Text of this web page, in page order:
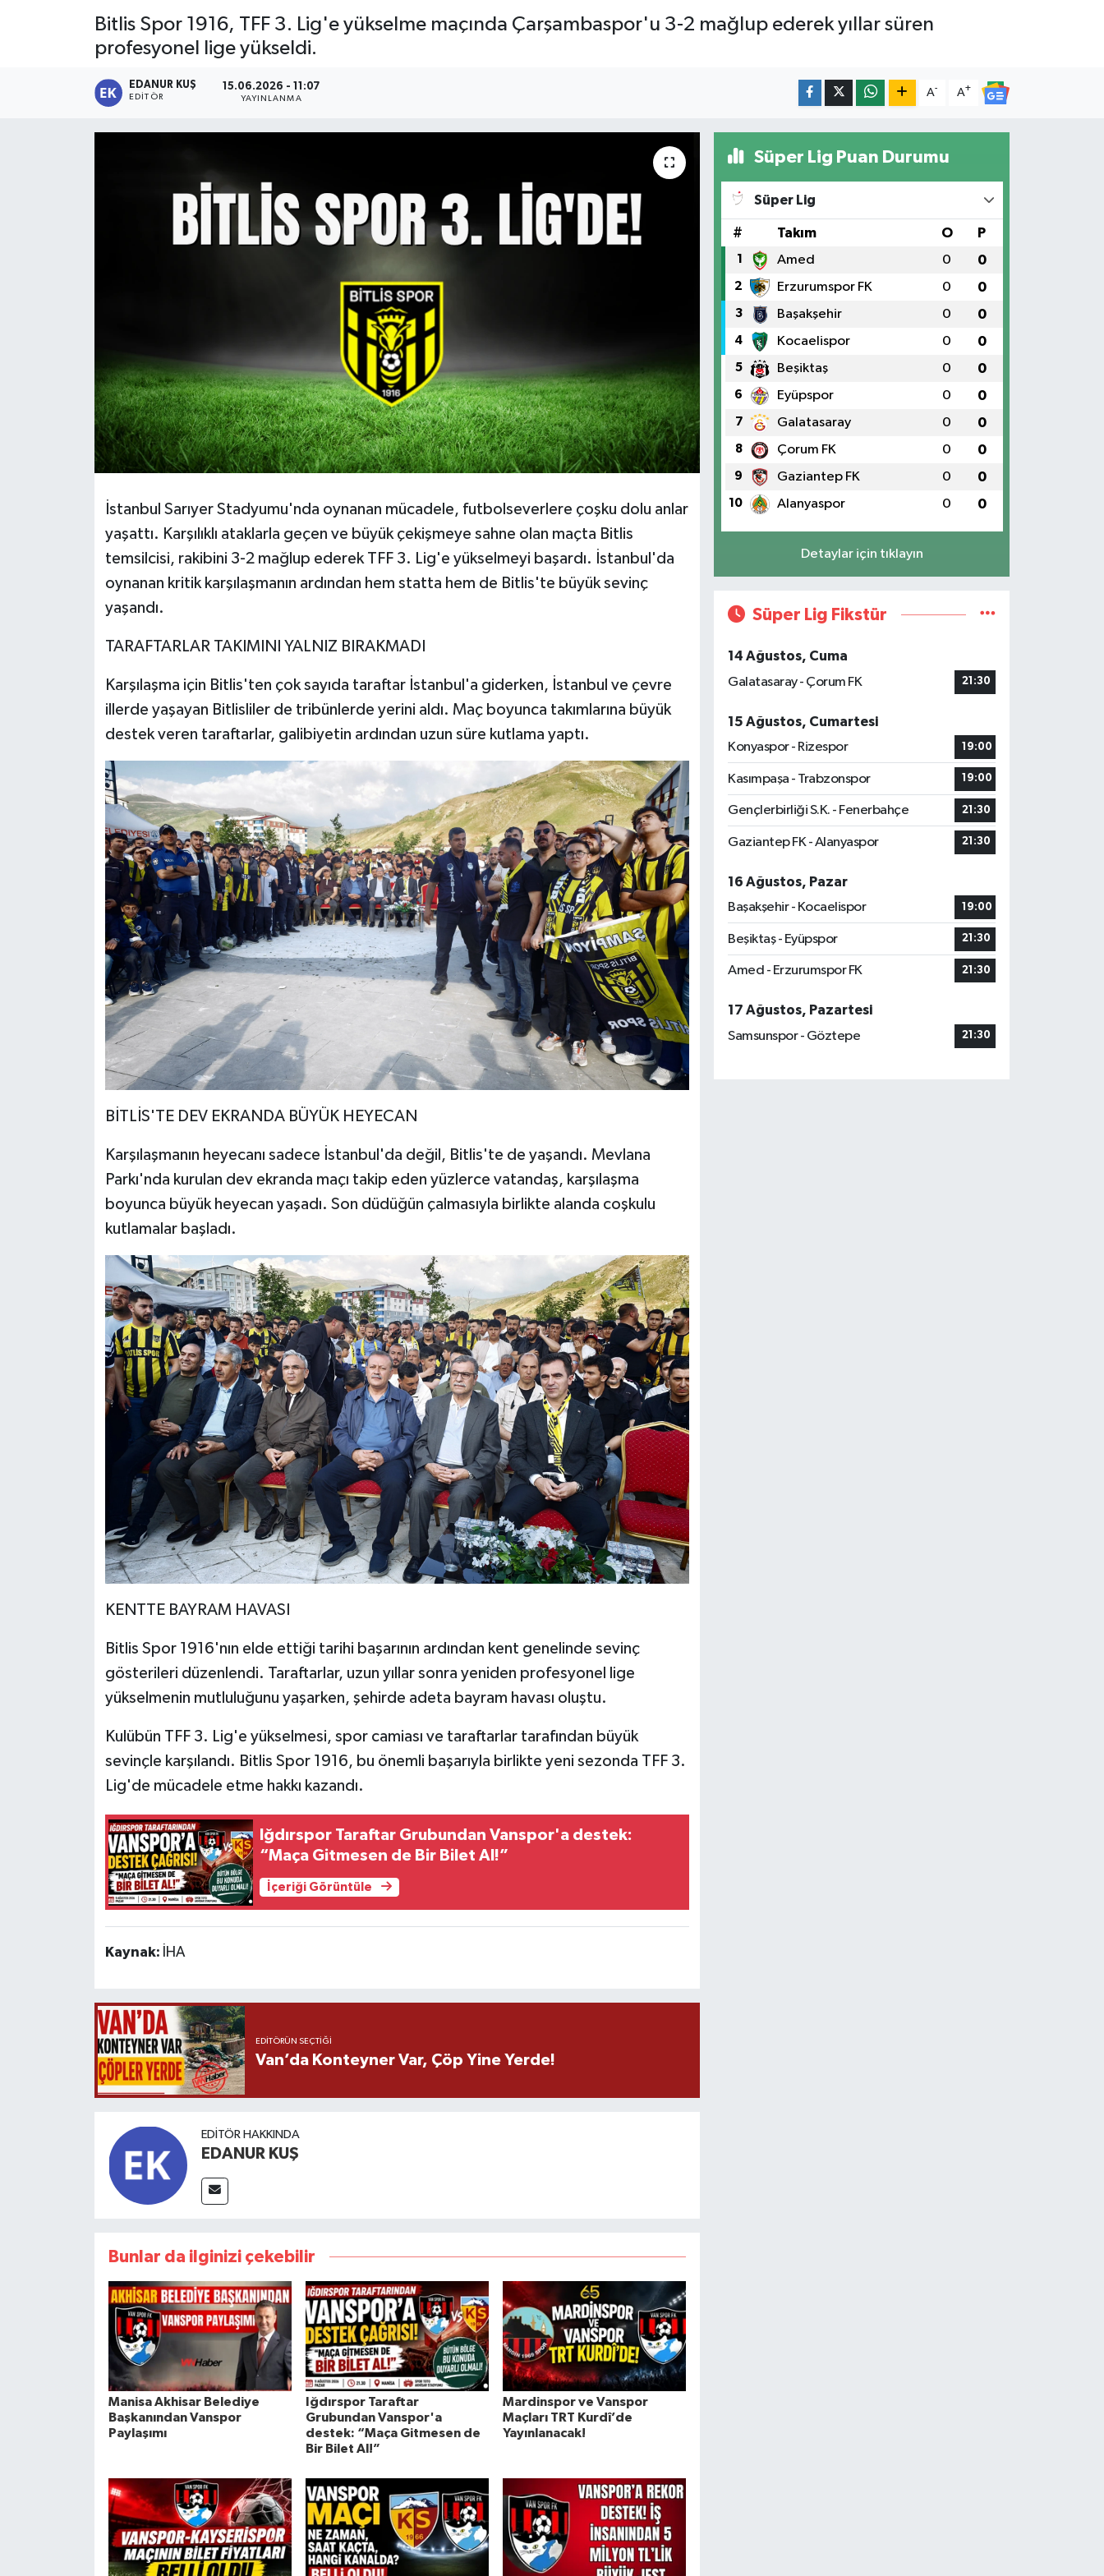
Bitlis Spor 1916, TFF 3. Lig'e yükselme maçında Çarşambaspor'u 3-2 mağlup ederek yıllar süren
profesyonel lige yükseldi.
EDANUR KUŞ
EDITÖR
15.06.2026 - 11:07
YAYINLANMA
A- A+
İstanbul Sarıyer Stadyumu'nda oynanan mücadele, futbolseverlere çoşku dolu anlar
yaşattı. Karşılıklı ataklarla geçen ve büyük çekişmeye sahne olan maçta Bitlis
temsilcisi, rakibini 3-2 mağlup ederek TFF 3. Lig'e yükselmeyi başardı. İstanbul'da
oynanan kritik karşılaşmanın ardından hem statta hem de Bitlis'te büyük sevinç
yaşandı.
TARAFTARLAR TAKIMINI YALNIZ BIRAKMADI
Karşılaşma için Bitlis'ten çok sayıda taraftar İstanbul'a giderken, İstanbul ve çevre
illerde yaşayan Bitlisliler de tribünlerde yerini aldı. Maç boyunca takımlarına büyük
destek veren taraftarlar, galibiyetin ardından uzun süre kutlama yaptı.
BİTLİS'TE DEV EKRANDA BÜYÜK HEYECAN
Karşılaşmanın heyecanı sadece İstanbul'da değil, Bitlis'te de yaşandı. Mevlana
Parkı'nda kurulan dev ekranda maçı takip eden yüzlerce vatandaş, karşılaşma
boyunca büyük heyecan yaşadı. Son düdüğün çalmasıyla birlikte alanda coşkulu
kutlamalar başladı.
KENTTE BAYRAM HAVASI
Bitlis Spor 1916'nın elde ettiği tarihi başarının ardından kent genelinde sevinç
gösterileri düzenlendi. Taraftarlar, uzun yıllar sonra yeniden profesyonel lige
yükselmenin mutluluğunu yaşarken, şehirde adeta bayram havası oluştu.
Kulübün TFF 3. Lig'e yükselmesi, spor camiası ve taraftarlar tarafından büyük
sevinçle karşılandı. Bitlis Spor 1916, bu önemli başarıyla birlikte yeni sezonda TFF 3.
Lig'de mücadele etme hakkı kazandı.
Iğdırspor Taraftar Grubundan Vanspor'a destek:
“Maça Gitmesen de Bir Bilet Al!”
İçeriği Görüntüle
Kaynak: İHA
EDITÖRÜN SEÇTIĞI
Van’da Konteyner Var, Çöp Yine Yerde!
EDITÖR HAKKINDA
EDANUR KUŞ
Bunlar da ilginizi çekebilir
Manisa Akhisar Belediye
Başkanından Vanspor
Paylaşımı
Iğdırspor Taraftar
Grubundan Vanspor'a
destek: “Maça Gitmesen de
Bir Bilet Al!”
Mardinspor ve Vanspor
Maçları TRT Kurdî’de
Yayınlanacak!
Süper Lig Puan Durumu
Süper Lig
# Takım O P
1 Amed 0 0
2 Erzurumspor FK 0 0
3 Başakşehir 0 0
4 Kocaelispor 0 0
5 Beşiktaş 0 0
6 Eyüpspor 0 0
7 Galatasaray 0 0
8 Çorum FK 0 0
9 Gaziantep FK 0 0
10 Alanyaspor 0 0
Detaylar için tıklayın
Süper Lig Fikstür
14 Ağustos, Cuma
Galatasaray - Çorum FK
21:30
15 Ağustos, Cumartesi
Konyaspor - Rizespor
19:00
Kasımpaşa - Trabzonspor 19:00
Gençlerbirliği S.K. - Fenerbahçe 21:30
Gaziantep FK - Alanyaspor 21:30
16 Ağustos, Pazar
Başakşehir - Kocaelispor
19:00
Beşiktaş - Eyüpspor 21:30
Amed - Erzurumspor FK 21:30
17 Ağustos, Pazartesi
Samsunspor - Göztepe
21:30